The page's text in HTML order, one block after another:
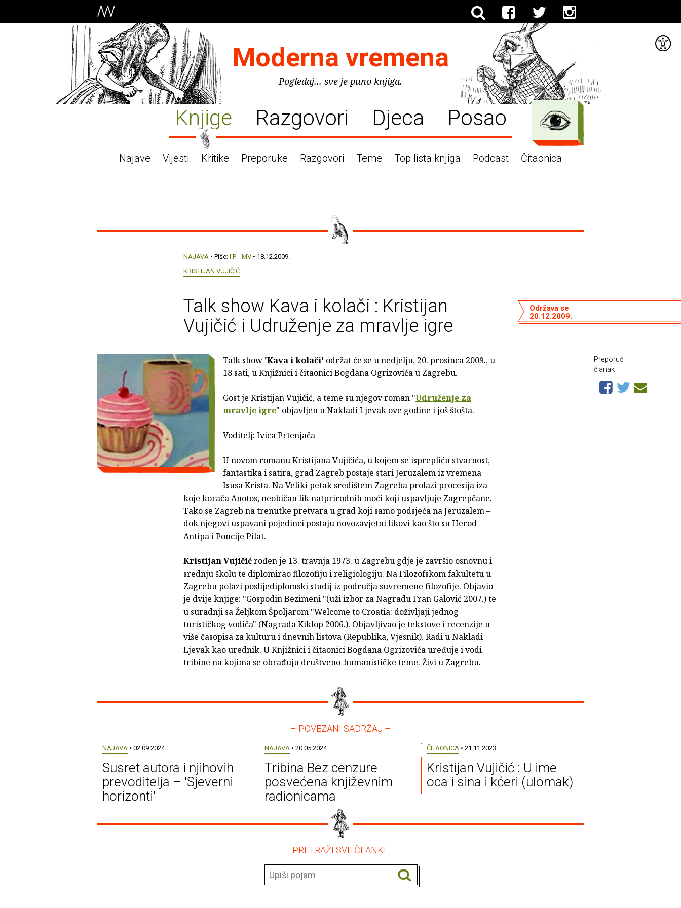
Moderna vremena
Pogledaj... sve je puno knjiga.
Knjige Razgovori Djeca Posao
Najave Vijesti Kritike Preporuke Razgovori Teme Top lista knjiga Podcast Čitaonica
NAJAVA • Piše: I.P. - MV • 18.12.2009.
KRISTIJAN VUJIČIĆ
Talk show Kava i kolači : Kristijan
Vujičić i Udruženje za mravlje igre
Održava se
20.12.2009.
Talk show 'Kava i kolači' održat će se u nedjelju, 20. prosinca 2009., u
18 sati, u Knjižnici i čitaonici Bogdana Ogrizovića u Zagrebu.
Gost je Kristijan Vujičić, a teme su njegov roman "Udruženje za
mravlje igre" objavljen u Nakladi Ljevak ove godine i još štošta.
Voditelj: Ivica Prtenjača
U novom romanu Kristijana Vujičića, u kojem se isprepliću stvarnost,
fantastika i satira, grad Zagreb postaje stari Jeruzalem iz vremena
Isusa Krista. Na Veliki petak središtem Zagreba prolazi procesija iza
koje korača Anotos, neobičan lik natprirodnih moći koji uspavljuje Zagrepčane.
Tako se Zagreb na trenutke pretvara u grad koji samo podsjeća na Jeruzalem –
dok njegovi uspavani pojedinci postaju novozavjetni likovi kao što su Herod
Antipa i Poncije Pilat.
Kristijan Vujičićrođen je 13. travnja 1973. u Zagrebu gdje je završio osnovnu i
srednju školu te diplomirao filozofiju i religiologiju. Na Filozofskom fakultetu u
Zagrebu polazi poslijediplomski studij iz područja suvremene filozofije. Objavio
je dvije knjige: "Gospodin Bezimeni "(uži izbor za Nagradu Fran Galović 2007.) te
u suradnji sa Željkom Špoljarom "Welcome to Croatia: doživljaji jednog
turističkog vodiča" (Nagrada Kiklop 2006.). Objavljivao je tekstove i recenzije u
više časopisa za kulturu i dnevnih listova (Republika, Vjesnik). Radi u Nakladi
Ljevak kao urednik. U Knjižnici i čitaonici Bogdana Ogrizovića uređuje i vodi
tribine na kojima se obrađuju društveno-humanističke teme. Živi u Zagrebu.
Preporuči
članak
– POVEZANI SADRŽAJ –
NAJAVA • 02.09.2024.
Susret autora i njihovih
prevoditelja – 'Sjeverni
horizonti'
NAJAVA • 20.05.2024.
Tribina Bez cenzure
posvećena književnim
radionicama
ČITAONICA • 21.11.2023.
Kristijan Vujičić : U ime
oca i sina i kćeri (ulomak)
– PRETRAŽI SVE ČLANKE –